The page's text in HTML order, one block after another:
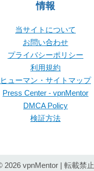
情報
当サイトについて
お問い合わせ
プライバシーポリシー
利用規約
ヒューマン・サイトマップ
Press Center - vpnMentor
DMCA Policy
検証方法
2026 vpnMentor | 転載禁止